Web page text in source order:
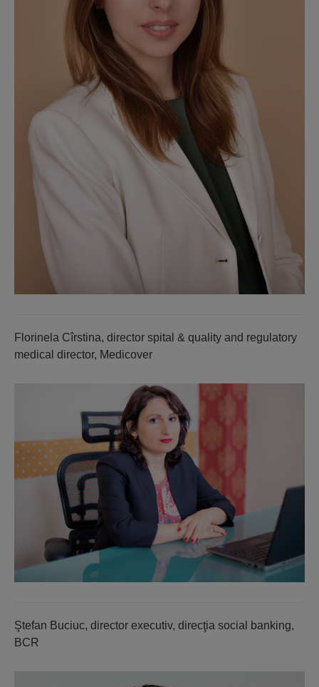
Florinela Cîrstina, director spital & quality and regulatory
medical director, Medicover
Ştefan Buciuc, director executiv, direcţia social banking,
BCR